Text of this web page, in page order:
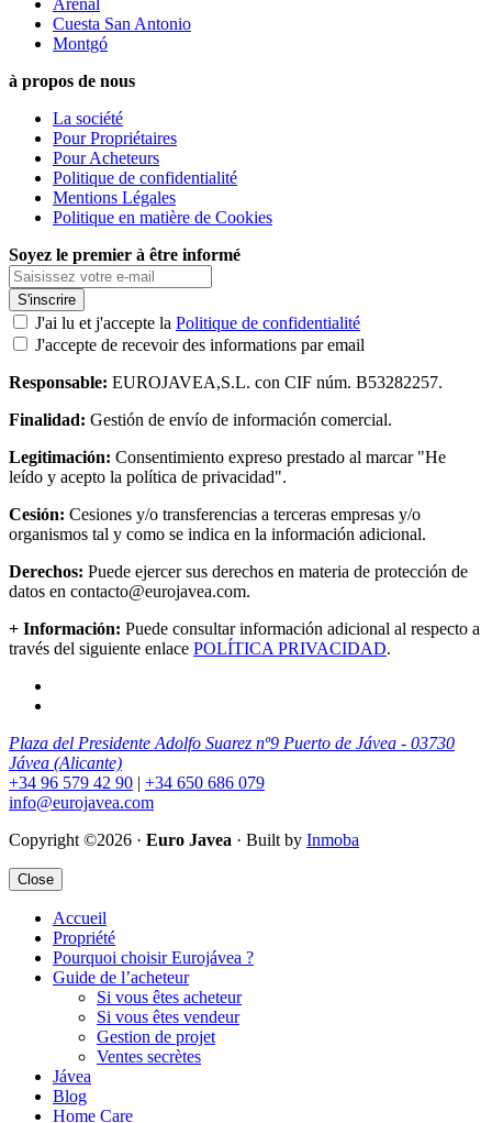
Arenal
Cuesta San Antonio
Montgó
à propos de nous
La société
Pour Propriétaires
Pour Acheteurs
Politique de confidentialité
Mentions Légales
Politique en matière de Cookies
Soyez le premier à être informé
S'inscrire
J'ai lu et j'accepte la Politique de confidentialité
J'accepte de recevoir des informations par email
Responsable: EUROJAVEA,S.L. con CIF núm. B53282257.
Finalidad: Gestión de envío de información comercial.
Legitimación: Consentimiento expreso prestado al marcar "He
leído y acepto la política de privacidad".
Cesión: Cesiones y/o transferencias a terceras empresas y/o
organismos tal y como se indica en la información adicional.
Derechos: Puede ejercer sus derechos en materia de protección de
datos en contacto@eurojavea.com.
+ Información: Puede consultar información adicional al respecto a
través del siguiente enlace POLÍTICA PRIVACIDAD.
Plaza del Presidente Adolfo Suarez nº9 Puerto de Jávea - 03730
Jávea (Alicante)
+34 96 579 42 90 | +34 650 686 079
info@eurojavea.com
Copyright ©2026 · Euro Javea · Built by Inmoba
Close
Accueil
Propriété
Pourquoi choisir Eurojávea ?
Guide de l’acheteur
Si vous êtes acheteur
Si vous êtes vendeur
Gestion de projet
Ventes secrètes
Jávea
Blog
Home Care